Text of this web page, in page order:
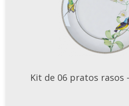
Kit de 06 pratos rasos